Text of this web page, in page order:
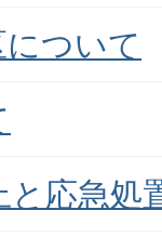
ついて
と応急処